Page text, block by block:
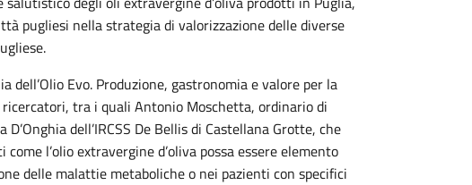
pugliesi nella strategia di valorizzazione delle diverse
dell’Olio Evo. Produzione, gastronomia e valore per la
tra i quali Antonio Moschetta, ordinario di
dell’IRCSS De Bellis di Castellana Grotte, che
l’olio extravergine d’oliva possa essere elemento
delle malattie metaboliche o nei pazienti con specifici